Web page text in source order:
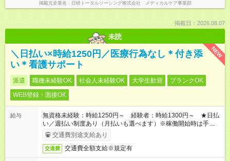
掲載元企業名 日研トータルソーシング株式会社 メディカルケア事業部
掲載日：2026.08.07
未読
NEW
＼日払い×時給1250円／医療行為なし＊付き添
い＊看護サポート
派遣 職種未経験OK 社会人未経験OK 大学生歓迎
ブランクOK
WEB登録・面接OK
給与
無資格未経験：時給1250円～ 経験者：時給1300円～ ★日払
い／週払い制度あり（月払いも選べます）※稼働開始時は手続き
完了次第のお支払いとなります。
交通費別途支給あり
交通費 交通費全額支給※規定有